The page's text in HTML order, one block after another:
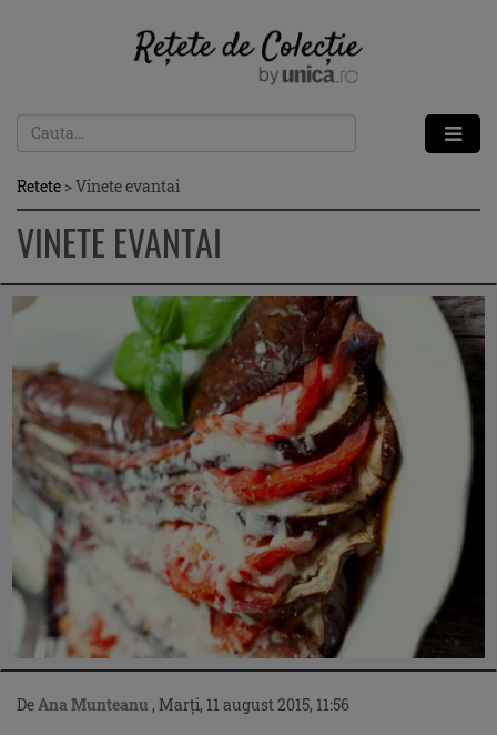
Retete >Vinete evantai
VINETE EVANTAI
DeAna Munteanu , Marți, 11 august 2015, 11:56